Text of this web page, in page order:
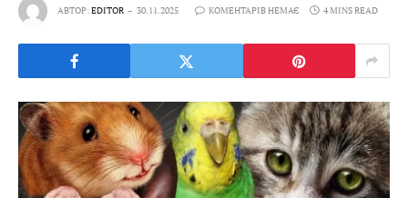
АВТОР:EDITOR 30.11.2025 КОМЕНТАРІВ НЕМАЄ 4 MINS READ